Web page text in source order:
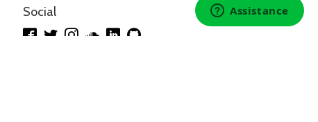
Social